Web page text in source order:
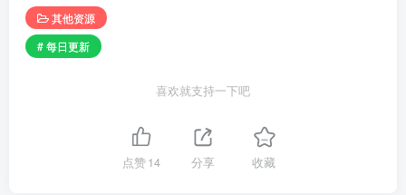
其他资源
# 每日更新
喜欢就支持一下吧
点赞14 分享 收藏